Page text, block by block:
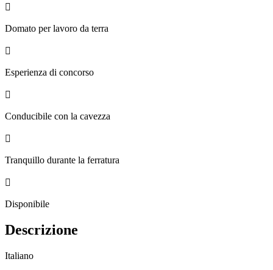

Domato per lavoro da terra

Esperienza di concorso

Conducibile con la cavezza

Tranquillo durante la ferratura

Disponibile
Descrizione
Italiano